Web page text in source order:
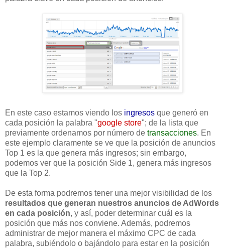
En este caso estamos viendo los ingresos que generó en
cada posición la palabra "google store"; de la lista que
previamente ordenamos por número de transacciones. En
este ejemplo claramente se ve que la posición de anuncios
Top 1 es la que genera más ingresos; sin embargo,
podemos ver que la posición Side 1, genera más ingresos
que la Top 2.
De esta forma podremos tener una mejor visibilidad de los
resultados que generan nuestros anuncios de AdWords
en cada posición, y así, poder determinar cuál es la
posición que más nos conviene. Además, podremos
administrar de mejor manera el máximo CPC de cada
palabra, subiéndolo o bajándolo para estar en la posición